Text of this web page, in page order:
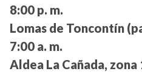
8:00 p. m.
Lomas de Toncontín
7:00 a. m.
Aldea La Cañada, zona